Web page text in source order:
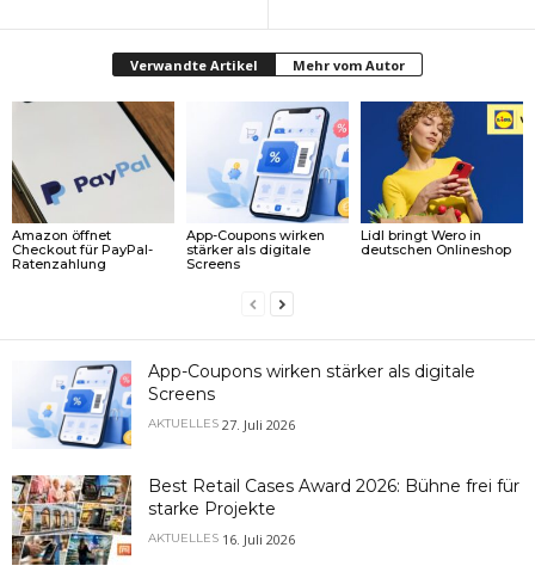
Verwandte Artikel Mehr vom Autor
Amazon öffnet
Checkout für PayPal-
Ratenzahlung
App-Coupons wirken
stärker als digitale
Screens
Lidl bringt Wero in
deutschen Onlineshop
App-Coupons wirken stärker als digitale
Screens
AKTUELLES 27. Juli 2026
Best Retail Cases Award 2026: Bühne frei für
starke Projekte
AKTUELLES 16. Juli 2026